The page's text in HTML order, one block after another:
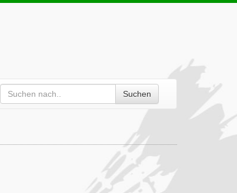
Suchen